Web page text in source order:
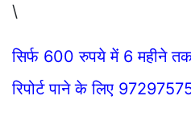
\
सिर्फ 600 रुपये में 6 महीने
रिपोर्ट पाने के लिए